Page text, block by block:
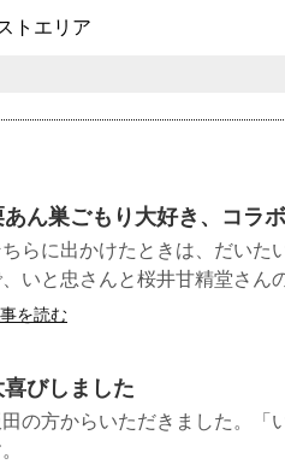
トエリア
あん巣ごもり大好き、コラ
ちらに出かけたときは、だいた
、いと忠さんと桜井甘精堂さん
を読む
喜びしました
の方からいただきました。「
。